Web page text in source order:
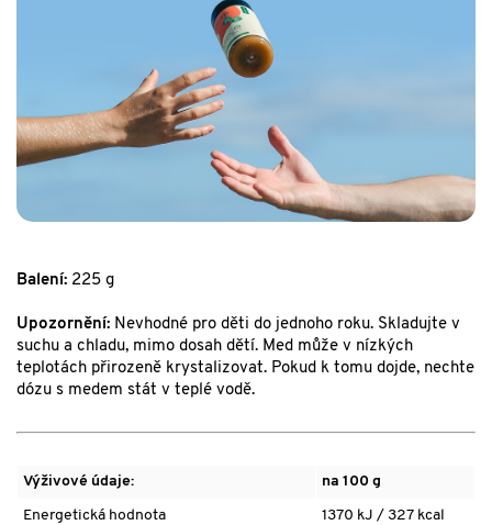
Balení: 225 g
Upozornění: Nevhodné pro děti do jednoho roku. Skladujte v
suchu a chladu, mimo dosah dětí. Med může v nízkých
teplotách přirozeně krystalizovat. Pokud k tomu dojde, nechte
dózu s medem stát v teplé vodě.
Výživové údaje: na 100 g
Energetická hodnota 1370 kJ / 327 kcal